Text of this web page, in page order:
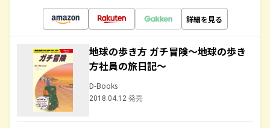
詳細を見る
地球の歩き方 ガチ冒険～地球の歩き
方社員の旅日記～
D-Books
2018.04.12 発売